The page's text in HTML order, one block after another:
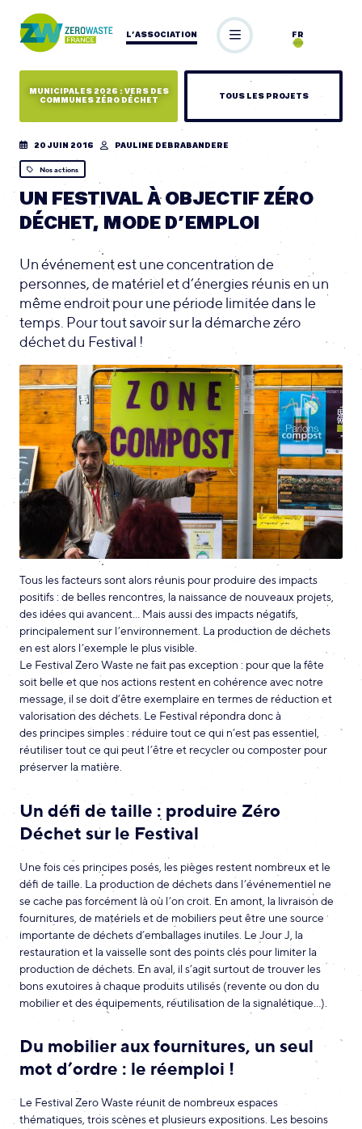
L’ASSOCIATION FR
MUNICIPALES 2026 : VERS DES
COMMUNES ZÉRO DÉCHET
TOUS LES PROJETS
20 JUIN 2016 PAULINE DEBRABANDERE
Nos actions
UN FESTIVAL À OBJECTIF ZÉRO
DÉCHET, MODE D’EMPLOI
Un événement est une concentration de
personnes, de matériel et d’énergies réunis en un
même endroit pour une période limitée dans le
temps. Pour tout savoir sur la démarche zéro
déchet du Festival !
Tous les facteurs sont alors réunis pour produire des impacts
positifs : de belles rencontres, la naissance de nouveaux projets,
des idées qui avancent… Mais aussi des impacts négatifs,
principalement sur l’environnement. La production de déchets
en est alors l’exemple le plus visible.
Le Festival Zero Waste ne fait pas exception : pour que la fête
soit belle et que nos actions restent en cohérence avec notre
message, il se doit d’être exemplaire en termes de réduction et
valorisation des déchets. Le Festival répondra donc à
des principes simples : réduire tout ce qui n’est pas essentiel,
réutiliser tout ce qui peut l’être et recycler ou composter pour
préserver la matière.
Un défi de taille : produire Zéro
Déchet sur le Festival
Une fois ces principes posés, les pièges restent nombreux et le
défi de taille. La production de déchets dans l’événementiel ne
se cache pas forcément là où l’on croit. En amont, la livraison de
fournitures, de matériels et de mobiliers peut être une source
importante de déchets d’emballages inutiles. Le Jour J, la
restauration et la vaisselle sont des points clés pour limiter la
production de déchets. En aval, il s’agit surtout de trouver les
bons exutoires à chaque produits utilisés (revente ou don du
mobilier et des équipements, réutilisation de la signalétique…).
Du mobilier aux fournitures, un seul
mot d’ordre : le réemploi !
Le Festival Zero Waste réunit de nombreux espaces
thématiques, trois scènes et plusieurs expositions. Les besoins